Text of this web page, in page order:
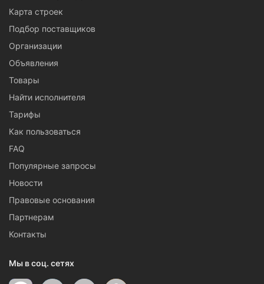
Карта строек
Подбор поставщиков
Организации
Объявления
Товары
Найти исполнителя
Тарифы
Как пользоваться
FAQ
Популярные запросы
Новости
Правовые основания
Партнерам
Контакты
Мы в соц. сетях